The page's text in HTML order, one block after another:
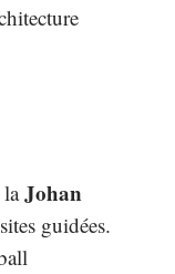
laJohan
guidées.